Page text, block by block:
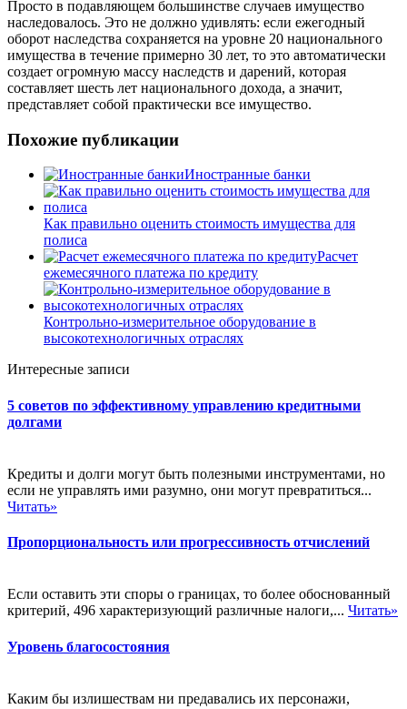
Просто в подавляющем большинстве случаев имущество
наследовалось. Это не должно удивлять: если ежегодный
оборот наследства сохраняется на уровне 20 национального
имущества в течение примерно 30 лет, то это автоматически
создает огромную массу наследств и дарений, которая
составляет шесть лет национального дохода, а значит,
представляет собой практически все имущество.
Похожие публикации
Иностранные банки
Как правильно оценить стоимость имущества для
полиса
Расчет
ежемесячного платежа по кредиту
Контрольно-измерительное оборудование в
высокотехнологичных отраслях
Интересные записи
5 советов по эффективному управлению кредитными
долгами
Кредиты и долги могут быть полезными инструментами, но
если не управлять ими разумно, они могут превратиться...
Читать»
Пропорциональность или прогрессивность отчислений
Если оставить эти споры о границах, то более обоснованный
критерий, 496 характеризующий различные налоги,... Читать»
Уровень благосостояния
Каким бы излишествам ни предавались их персонажи,